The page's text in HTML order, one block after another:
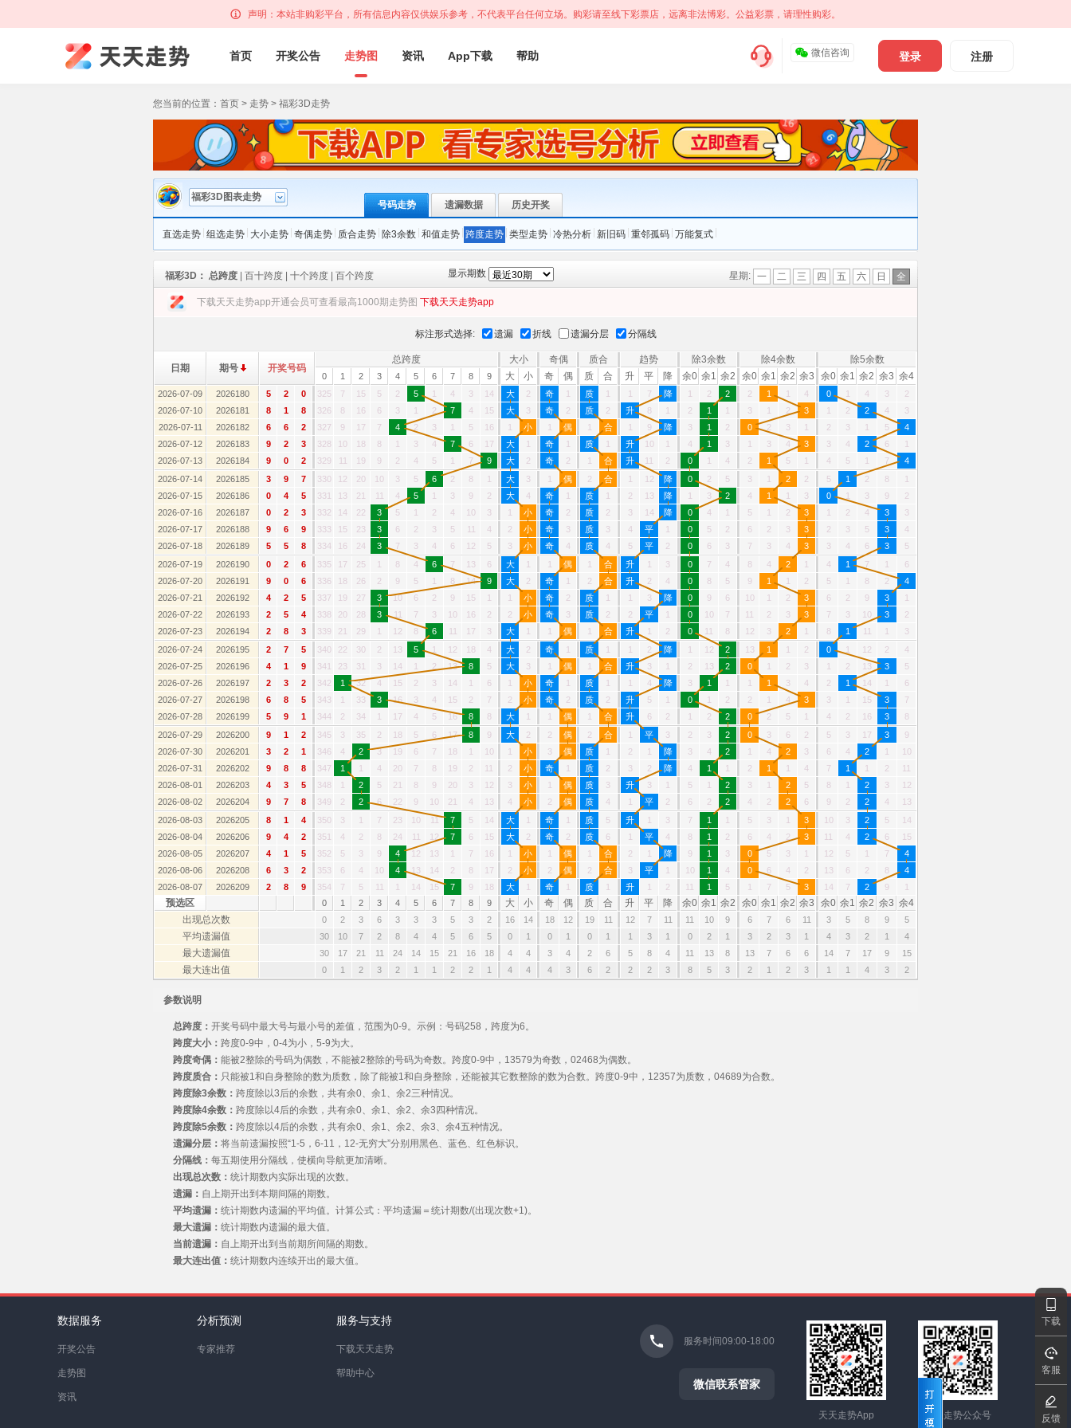
声明：本站非购彩平台，所有信息内容仅供娱乐参考，不代表平台任何立场。购彩请至线下彩票店，远离非法博彩。公益彩票，请理性购彩。
首页 开奖公告 走势图 资讯 App下载 帮助 微信咨询 注册
登录
您当前的位置： 首页 > 走势 > 福彩3D走势
福彩3D图表走势
号码走势 遗漏数据 历史开奖
直选走势 组选走势 大小走势 奇偶走势 质合走势 除3余数 和值走势 跨度走势 类型走势 冷热分析 新旧码 重邻孤码 万能复式
福彩3D： 总跨度 百十跨度 十个跨度 百个跨度 显示期数 星期: 一 二 三 四 五 六 日 全
下载天天走势app开通会员可查看最高1000期走势图 下载天天走势app
标注形式选择: 遗漏 折线 遗漏分层 分隔线
日期 期号 开奖号码
总跨度 大小 奇偶 质合 趋势 除3余数 除4余数 除5余数
0 1 2 3 4 5 6 7 8 9 大 小 奇 偶 质 合 升 平 降 余0 余1 余2 余0 余1 余2 余3 余0 余1 余2 余3 余4
2026-07-09 2026180 5 2 0 325 7 15 5 2 5 1 4 3 14 大 2 奇 1 质 1 1 7 降 1 2 2 2 1 1 4 0 1 4 3
2
2026-07-10
2026181 8 1 8 326 8 16 6 3 1 2 7 4 15 大 3 奇 2 质 2 升 8 1 2 1 1 3 1 2 3 1 2 2 4
3
2026-07-11
2026182 6 6 2 327 9 17 7 4 2 3 1 5 16 1 小 1 偶 1 合 1 9 降 3 1 2 0 2 3 1 2 3 1 5
4
2026-07-12
2026183 9 2 3 328 10 18 8 1 3 4 7 6 17 大 1 奇 1 质 1 升 10 1 4 1 3 1 3 4 3 3 4 2 6
1
2026-07-13
2026184 9 0 2 329 11 19 9 2 4 5 1 7 9 大 2 奇 2 1 合 升 11 2 0 1 4 2 1 5 1 4 5 1 7
4
2026-07-14
2026185 3 9 7 330 12 20 10 3 5 6 2 8 1 大 3 1 偶 2 合 1 12 降 0 2 5 3 1 2 2 5 1 2 8
1
2026-07-15
2026186 0 4 5 331 13 21 11 4 5 1 3 9 2 大 4 奇 1 质 1 2 13 降 1 3 2 4 1 1 3 0 1 3 9
2
2026-07-16
2026187 0 2 3 332 14 22 3 5 1 2 4 10 3 1 小 奇 2 质 2 3 14 降 0 4 1 5 1 2 3 1 2 4 3
3
2026-07-17
2026188 9 6 9 333 15 23 3 6 2 3 5 11 4 2 小 奇 3 质 3 4 平 1 0 5 2 6 2 3 3 2 3 5 3
4
2026-07-18
2026189 5 5 8 334 16 24 3 7 3 4 6 12 5 3 小 奇 4 质 4 5 平 2 0 6 3 7 3 4 3 3 4 6 3
5
2026-07-19
2026190 0 2 6 335 17 25 1 8 4 6 7 13 6 大 1 1 偶 1 合 升 1 3 0 7 4 8 4 2 1 4 1 7 1
6
2026-07-20
2026191 9 0 6 336 18 26 2 9 5 1 8 14 9 大 2 奇 1 2 合 升 2 4 0 8 5 9 1 1 2 5 1 8 2
4
2026-07-21
2026192 4 2 5 337 19 27 3 10 6 2 9 15 1 1 小 奇 2 质 1 1 3 降 0 9 6 10 1 2 3 6 2 9 3
1
2026-07-22
2026193 2 5 4 338 20 28 3 11 7 3 10 16 2 2 小 奇 3 质 2 2 平 1 0 10 7 11 2 3 3 7 3 10 3
2
2026-07-23
2026194 2 8 3 339 21 29 1 12 8 6 11 17 3 大 1 1 偶 1 合 升 1 2 0 11 8 12 3 2 1 8 1 11 1
3
2026-07-24
2026195 2 7 5 340 22 30 2 13 5 1 12 18 4 大 2 奇 1 质 1 1 2 降 1 12 2 13 1 1 2 0 1 12 2
4
2026-07-25
2026196 4 1 9 341 23 31 3 14 1 2 13 8 5 大 3 1 偶 1 合 升 3 1 2 13 2 0 1 2 3 1 2 13 3
5
2026-07-26
2026197 2 3 2 342 1 32 4 15 2 3 14 1 6 1 小 奇 1 质 1 1 4 降 3 1 1 1 1 3 4 2 1 14 1
6
2026-07-27
2026198 6 8 5 343 1 33 3 16 3 4 15 2 7 2 小 奇 2 质 2 升 5 1 0 1 2 2 1 4 3 3 1 15 3
7
2026-07-28
2026199 5 9 1 344 2 34 1 17 4 5 16 8 8 大 1 1 偶 1 合 升 6 2 1 2 2 0 2 5 1 4 2 16 3
8
2026-07-29
2026200 9 1 2 345 3 35 2 18 5 6 17 8 9 大 2 2 偶 2 合 1 平 3 2 3 2 0 3 6 2 5 3 17 3
9
2026-07-30
2026201 3 2 1 346 4 2 3 19 6 7 18 1 10 1 小 3 偶 质 1 2 1 降 3 4 2 1 4 2 3 6 4 2 1
10
2026-07-31
2026202 9 8 8 347 1 1 4 20 7 8 19 2 11 2 小 奇 1 质 2 3 2 降 4 1 1 2 1 1 4 7 1 1 2
11
2026-08-01
2026203 4 3 5 348 1 2 5 21 8 9 20 3 12 3 小 1 偶 质 3 升 3 1 5 1 2 3 1 2 5 8 1 2 3
12
2026-08-02
2026204 9 7 8 349 2 2 6 22 9 10 21 4 13 4 小 2 偶 质 4 1 平 2 6 2 2 4 2 2 6 9 2 2 4
13
2026-08-03
2026205 8 1 4 350 3 1 7 23 10 11 7 5 14 大 1 奇 1 质 5 升 1 3 7 1 1 5 3 1 3 10 3 2 5
14
2026-08-04
2026206 9 4 2 351 4 2 8 24 11 12 7 6 15 大 2 奇 2 质 6 1 平 4 8 1 2 6 4 2 3 11 4 2 6
15
2026-08-05
2026207 4 1 5 352 5 3 9 4 12 13 1 7 16 1 小 1 偶 1 合 2 1 降 9 1 3 0 5 3 1 12 5 1 7
4
2026-08-06
2026208 6 3 2 353 6 4 10 4 13 14 2 8 17 2 小 2 偶 2 合 3 平 1 10 1 4 0 6 4 2 13 6 2 8
4
2026-08-07
2026209 2 8 9 354 7 5 11 1 14 15 7 9 18 大 1 奇 1 质 1 升 1 2 11 1 5 1 7 5 3 14 7 2 9 1
预选区 0 1 2 3 4 5 6 7 8 9 大 小 奇 偶 质 合 升 平 降 余0 余1 余2 余0 余1 余2 余3 余0 余1 余2 余3 余4
出现总次数
0 2 3 6 3 3 3 5 3 2 16 14 18 12 19 11 12 7 11 11 10 9 6 7 6 11 3 5 8 9 5
平均遗漏值 30 10 7 2 8 4 4 5 6 5 0 1 0 1 0 1 1 3 1 0 2 1 3 2 3 1 4 3 2 1 4
最大遗漏值 30 17 21 11 24 14 15 21 16 18 4 4 3 4 2 6 5 8 4 11 13 8 13 7 6 6 14 7 17 9 15
最大连出值 0 1 2 3 2 1 1 2 2 1 4 4 4 3 6 2 2 2 3 8 5 3 2 1 2 3 1 1 4 3 2
参数说明
总跨度： 开奖号码中最大号与最小号的差值，范围为0-9。示例：号码258，跨度为6。
跨度大小： 跨度0-9中，0-4为小，5-9为大。
跨度奇偶： 能被2整除的号码为偶数，不能被2整除的号码为奇数。跨度0-9中，13579为奇数，02468为偶数。
跨度质合： 只能被1和自身整除的数为质数，除了能被1和自身整除，还能被其它数整除的数为合数。跨度0-9中，12357为质数，04689为合数。
跨度除3余数： 跨度除以3后的余数，共有余0、余1、余2三种情况。
跨度除4余数： 跨度除以4后的余数，共有余0、余1、余2、余3四种情况。
跨度除5余数： 跨度除以4后的余数，共有余0、余1、余2、余3、余4五种情况。
遗漏分层： 将当前遗漏按照“1-5，6-11，12-无穷大”分别用黑色、蓝色、红色标识。
分隔线： 每五期使用分隔线，使横向导航更加清晰。
出现总次数： 统计期数内实际出现的次数。
遗漏： 自上期开出到本期间隔的期数。
平均遗漏： 统计期数内遗漏的平均值。计算公式：平均遗漏＝统计期数/(出现次数+1)。
最大遗漏： 统计期数内遗漏的最大值。
当前遗漏： 自上期开出到当前期所间隔的期数。
最大连出值： 统计期数内连续开出的最大值。
数据服务
开奖公告
走势图
资讯
分析预测
专家推荐
服务与支持
下载天天走势
帮助中心
服务时间09:00-18:00
微信联系管家
天天走势App 天天走势公众号
下载
客服
反馈